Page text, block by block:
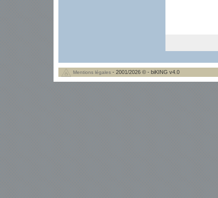
Mentions légales - 2001/2026 © - biKING v4.0